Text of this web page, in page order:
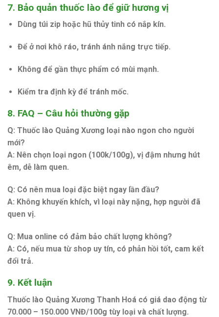
7. Bảo quản thuốc lào để giữ hương vị
Dùng túi ziphoặc hũ thủy tinhcó nắp kín.
Để ở nơi khô ráo, tránh ánh nắng trực tiếp.
Không để gần thực phẩm có mùi mạnh.
Kiểm tra định kỳ để tránh mốc.
8. FAQ – Câu hỏi thường gặp
Q: Thuốc lào Quảng Xương loại nào ngon cho người
mới?
A: Nên chọn loại ngon (100k/100g), vị đậm nhưng hút
êm, dễ làm quen.
Q: Có nên mua loại đặc biệt ngay lần đầu?
A: Không khuyến khích, vì loại này nặng, hợp người đã
quen vị.
Q: Mua online có đảm bảo chất lượng không?
A: Có, nếu mua từ shop uy tín, có phản hồi tốt, cam kết
đổi trả.
9. Kết luận
Thuốc lào Quảng Xương Thanh Hoá có giá dao động từ
70.000 – 150.000 VNĐ/100g tùy loại và chất lượng.